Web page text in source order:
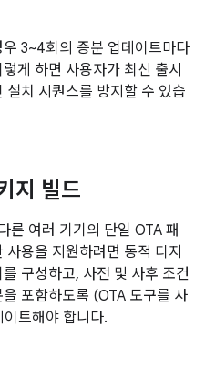
3~4회의 증분 업데이트마다
게 하면 사용자가 최신 출시
치 시퀀스를 방지할 수 있습
지 빌드
른 여러 기기의 단일 OTA 패
용을 지원하려면 동적 디지
구성하고, 사전 및 사후 조건
포함하도록 (OTA 도구를 사
트해야 합니다.